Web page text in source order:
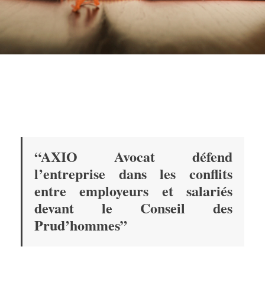
“AXIO Avocat défend
l’entreprise dans les conflits
entre employeurs et salariés
devant le Conseil des
Prud’hommes”